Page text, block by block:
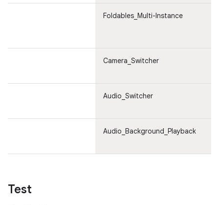
Foldables_Multi-Instance
Camera_Switcher
Audio_Switcher
Audio_Background_Playback
Test